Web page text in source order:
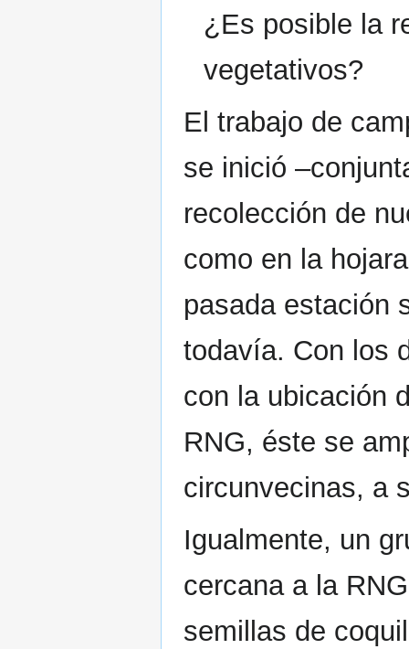
¿Es posible la
vegetativos?
El trabajo de
se inició
recolección de
como en la
pasada estación
todavía. Con los
con la ubicación
RNG, éste se
circunvecinas, a
Igualmente, un
cercana a la
semillas de